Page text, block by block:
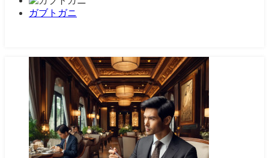
ガブトガニ